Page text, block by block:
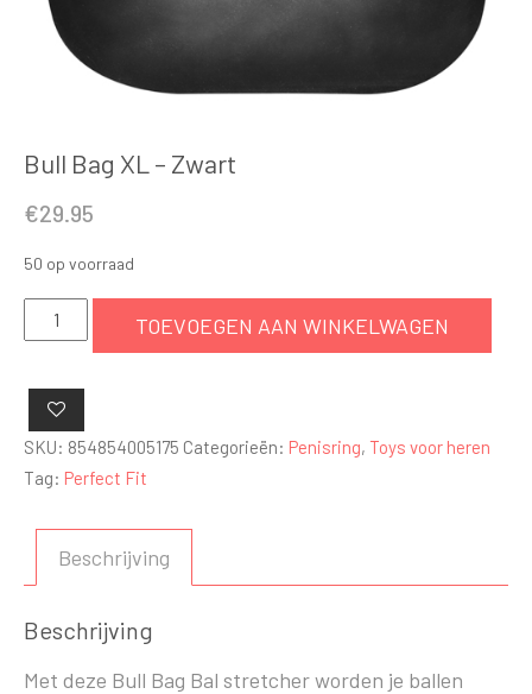
Bull Bag XL – Zwart
€29.95
50 op voorraad
Bag
Zwart
aantal
TOEVOEGEN AAN WINKELWAGEN
SKU: 854854005175 Categorieën: Penisring, Toys voor heren
Tag: Perfect Fit
Beschrijving
Beschrijving
Met deze Bull Bag Bal stretcher worden je ballen